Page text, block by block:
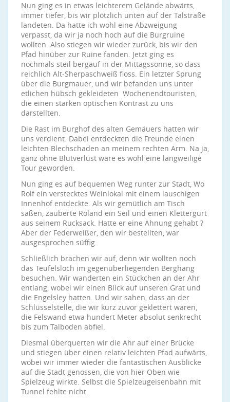
Nun ging es in etwas leichterem Gelände abwärts,
immer tiefer, bis wir plötzlich unten auf der Talstraße
landeten. Da hatte ich wohl eine Abzweigung
verpasst, da wir ja noch hoch auf die Burgruine
wollten. Also stiegen wir wieder zurück, bis wir den
Pfad hinüber zur Ruine fanden. Jetzt ging es
nochmals steil bergauf in der Mittagssonne, so dass
reichlich Alt-Sherpaschweiß floss. Ein letzter Sprung
über die Burgmauer, und wir befanden uns unter
etlichen hübsch gekleideten Wochenendtouristen,
die einen starken optischen Kontrast zu uns
darstellten.
Die Rast im Burghof des alten Gemäuers hatten wir
uns verdient. Dabei entdeckten die Freunde einen
leichten Blechschaden an meinem rechten Arm. Na ja,
ganz ohne Blutverlust wäre es wohl eine langweilige
Tour geworden.
Nun ging es auf bequemen Weg runter zur Stadt, Wo
Rolf ein verstecktes Weinlokal mit einem lauschigen
Innenhof entdeckte. Als wir gemütlich am Tisch
saßen, zauberte Roland ein Seil und einen Klettergurt
aus seinem Rucksack. Hatte er eine Ahnung gehabt ?
Aber der Federweißer, den wir bestellten, war
ausgesprochen süffig.
Schließlich brachen wir auf, denn wir wollten noch
das Teufelsloch im gegenüberliegenden Berghang
besuchen. Wir wanderten ein Stückchen an der Ahr
entlang, wobei wir einen Blick auf unseren Grat und
die Engelsley hatten. Und wir sahen, dass an der
Schlüsselstelle, die wir kurz zuvor geklettert waren,
die Felswand etwa hundert Meter absolut senkrecht
bis zum Talboden abfiel.
Diesmal überquerten wir die Ahr auf einer Brücke
und stiegen über einen relativ leichten Pfad aufwärts,
wobei wir immer wieder die fantastischen Ausblicke
auf die Stadt genossen, die von hier Oben wie
Spielzeug wirkte. Selbst die Spielzeugeisenbahn mit
Tunnel fehlte nicht.